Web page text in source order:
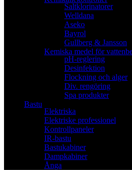
Saltklorinatorer
Welldana
Aseko
Bayrol
Gullberg & Jansson
Kemiska medel för
pH-reglering
Desinfektion
Flockning och alger
Div. rengöring
Spa produkter
Bastu
Elektriska
Elektriske professionel
Kontrollpaneler
IR-bastu
Bastukabiner
Dampkabiner
Ånga